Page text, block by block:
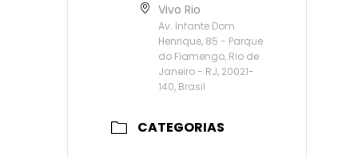
Vivo Rio
Av. Infante Dom
Henrique, 85 - Parque
do Flamengo, Rio de
Janeiro - RJ, 20021-
140, Brasil
CATEGORIAS